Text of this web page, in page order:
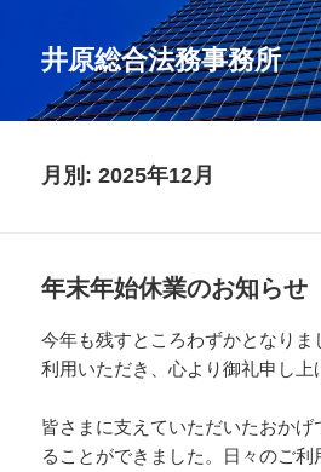
井原総合法務事務所
月別: 2025年12月
年末年始休業のお知らせ
今年も残すところわずかとなり
利用いただき、心より御礼申し上
皆さまに支えていただいたおかげ
ることができました。日々のご